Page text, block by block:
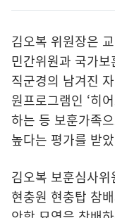
김오복 위원장은
민간위원과 국가
직군경의 남겨진
원프로그램인 ‘히
하는 등 보훈가족
높다는 평가를 받
김오복 보훈심사
현충원 현충탑 참